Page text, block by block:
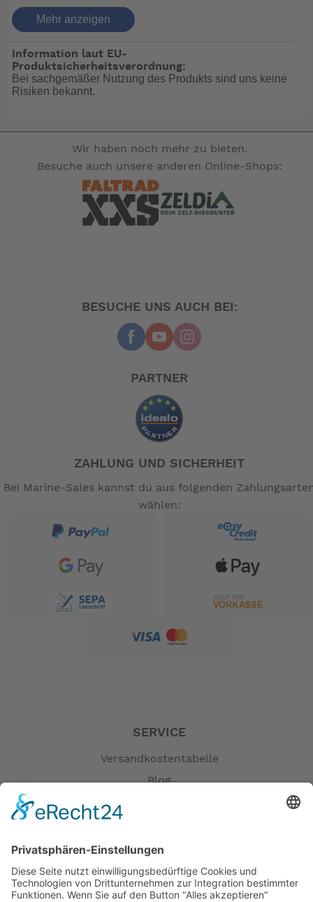
200 mm betragen. Der WC-Austritt wird durch eine
feder-belastete 45° Klappe dicht verschlossen. Die
Radialwellendichtung abgedichtet. Das Gehäuse ist
aus Rotguss gefertigt. Das Yacht-WC Y7 eignet sich
zum Aufbau auf Fäkalientanks. Die Spülung kann über
Motoryachten, Personenschiffe sowie Berufsschiffe.
Artikel-Nr.
Yachttoilette Y7 klein 0007000
gehören nicht zum Leistungsumfang. --
Mehr anzeigen
Information laut EU-
Produktsicherheitsverordnung:
Bei sachgemäßer Nutzung des Produkts sind uns keine
Risiken bekannt.
Wir haben noch mehr zu bieten.
Besuche auch unsere anderen Online-Shops:
BESUCHE UNS AUCH BEI:
PARTNER
ZAHLUNG UND SICHERHEIT
Bei Marine-Sales kannst du aus folgenden
wählen:
SERVICE
Versandkostentabelle
Blog
Erklärung zur Barrierefreiheit
AGB
Öffnungszeiten
Versandpartner